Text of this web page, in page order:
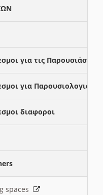
για τις Παρουσιάσεις
για Παρουσιολογια
διαφοροι
spaces